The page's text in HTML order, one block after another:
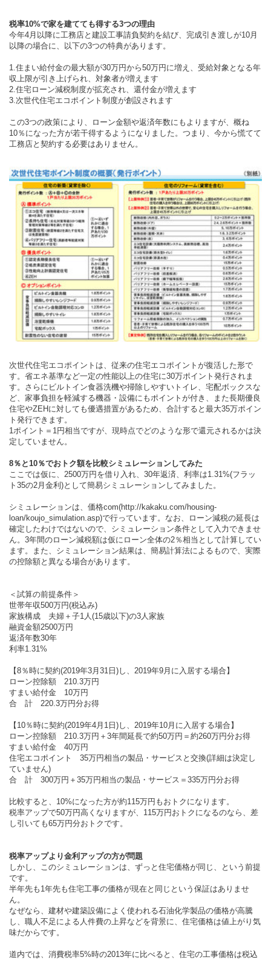
税率10%で家を建てても得する3つの理由
今年4月以降に工務店と建設工事請負契約を結び、完成引き渡しが10月
以降の場合に、以下の3つの特典があります。
1.住まい給付金の最大額が30万円から50万円に増え、受給対象となる年
収上限が引き上げられ、対象者が増えます
2.住宅ローン減税制度が拡充され、還付金が増えます
3.次世代住宅エコポイント制度が創設されます
この3つの政策により、ローン金額や返済年数にもよりますが、概ね
10％になった方が若干得するようになりました。つまり、今から慌てて
工務店と契約する必要はありません。
次世代住宅エコポイントは、従来の住宅エコポイントが復活した形で
す。省エネ基準など一定の性能以上の住宅に30万ポイント発行されま
す。さらにビルトイン食器洗機や掃除しやすいトイレ、宅配ボックスな
ど、家事負担を軽減する機器・設備にもポイントが付き、また長期優良
住宅やZEHに対しても優遇措置があるため、合計すると最大35万ポイン
ト発行できます。
1ポイント＝1円相当ですが、現時点でどのような形で還元されるかは決
定していません。
8％と10％でおトク額を比較シミュレーションしてみた
ここでは仮に、2500万円を借り入れ、30年返済、利率は1.31%(フラッ
ト35の2月金利)として簡易シミュレーションしてみました。
シミュレーションは、価格com(http://kakaku.com/housing-
loan/koujo_simulation.asp)で行っています。なお、ローン減税の延長は
確定したわけではないので、シミュレーション条件として入力できませ
ん。3年間のローン減税額は仮にローン全体の2％相当として計算してい
ます。また、シミュレーション結果は、簡易計算法によるもので、実際
の控除額と異なる場合があります。
＜試算の前提条件＞
世帯年収500万円(税込み)
家族構成 夫婦＋子1人(15歳以下)の3人家族
融資金額2500万円
返済年数30年
利率1.31%
【8％時に契約(2019年3月31日)し、2019年9月に入居する場合】
ローン控除額 210.3万円
すまい給付金 10万円
合 計 220.3万円分お得
【10％時に契約(2019年4月1日)し、2019年10月に入居する場合】
ローン控除額 210.3万円＋3年間延長で約50万円＝約260万円分お得
すまい給付金 40万円
住宅エコポイント 35万円相当の製品・サービスと交換(詳細は決定し
ていません)
合 計 300万円＋35万円相当の製品・サービス＝335万円分お得
比較すると、10%になった方が約115万円もおトクになります。
税率アップで50万円高くなりますが、115万円おトクになるのなら、差
し引いても65万円分おトクです。
税率アップより金利アップの方が問題
しかし、このシミュレーションは、ずっと住宅価格が同じ、という前提
です。
半年先も1年先も住宅工事の価格が現在と同じという保証はありませ
ん。
なぜなら、建材や建築設備によく使われる石油化学製品の価格が高騰
し、職人不足による人件費の上昇などを背景に、住宅価格は値上がり気
味だからです。
道内では、消費税率5%時の2013年に比べると、住宅の工事価格は税込